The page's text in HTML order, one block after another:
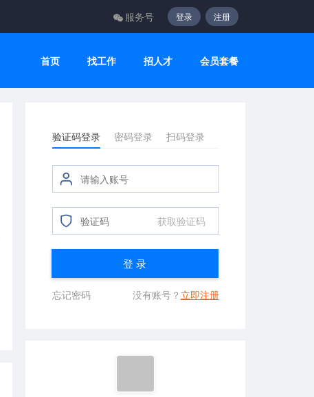
服务号 登录 注册
首页 找工作 招人才 会员套餐
验证码登录 密码登录 扫码登录
获取验证码
登 录
忘记密码 没有账号？ 立即注册